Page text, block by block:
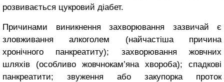
розвивається цукровий діабет.
Причинами виникнення захво­рювання зазвичай є
зловживання алкоголем (найчастіша причина
хронічного панкреатиту); захворю­вання жовчних
шляхів (особливо жовчнокам’яна хвороба); спадкові
панкреатити; звуження або заку­порка проток